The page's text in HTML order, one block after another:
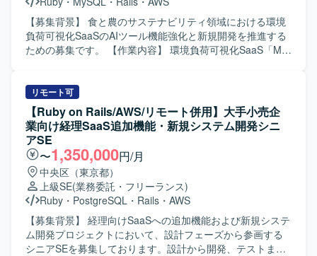
ェクトにおける要件定義〜設計〜実装〜テストまでの各工
程を、計画策定から一貫してご担当いただきます。 また、
アーキテクチャ選定やパフォーマンス改善などの技術的な
判断において、自ら根拠を持って意思決定し、若手メンバ
長期的に参画いただける方を求めております。複数のエン
ジニア、PdM、デザイナーと密に協働しながら開発を進め
る環境のため、コラボレーションとコミュニケーションを
大切にし、自発的に周囲と連携しながら課題解決に取り組
める方にマッチいたします。 明確なアーキテクチャが存在
しない状況でも、業務の背景や全体像を把握したうえで自
ら考えて推進できる方や、各案件について表層的な機能理
解にとどまらず、用いられている技術や直面した課題、そ
の対応策といった思考プロセスまで踏み込んで考えられる
方を歓迎いたします。 【ポジションの魅力】 グロース型の
小規模案件が多く、事業やプロダクトへの理解を深めなが
ら、継続的な改善や機能追加を通じてユーザー価値の向上
【募集背景】 食と農のサステナビリティ領域における環境
負荷可視化SaaSのAIツール機能強化と新規開発を推進する
ための募集です。 【作業内容】 環境負荷可視化SaaS「My
Ruby on RailsおよびVue.jsを用いた自社プロダクト・AIツ
ールのフロントエンドおよびバックエンド開発を担当し、
クライアントの声を直接反映させる形で商品の改良設計を
進めていただきます。GCP（Vertex AI等）やAIコーディン
グツールを組み合わせた先進的なAI機能の実装に携わり、3
～5人程度のチームでアジャイルな機能開発およびコード管
理・プロジェクト推進を行っていただきます。要件定義か
ら基本設計、詳細設計、実装、テスト、運用・保守、プロ
ダクト改良まで一貫して関わっていただきます。 【求める
人物像】 システム全体の設計や仕組みづくり、アーキテク
チャの選定に主体的に挑戦したい方を求めています。新し
いプロダクトを0→1で育てる過程に興味があり、スタート
リモート可
【Ruby on Rails/AWS/リモート併用】大手小売企
業向け経理SaaS追加機能・新規システム開発シニ
アSE
〜1,350,000円/月
中央区（東京都）
上級SE(業務委託・フリーランス)
Ruby ・ PostgreSQL ・ Rails ・ AWS
【募集背景】 経理向けSaaSへの追加機能および新規システ
ム開発プロジェクトにおいて、設計フェーズから参画する
シニアSEを募集しております。設計から開発、テストまで